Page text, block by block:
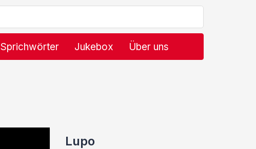
Sprichwörter Jukebox Über uns
Lupo